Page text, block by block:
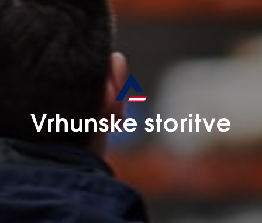
Vrhunske storitve